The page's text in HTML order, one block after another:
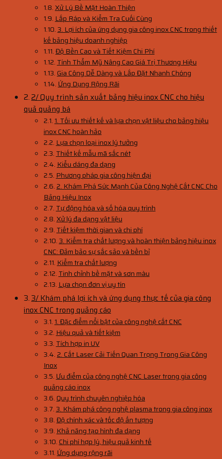
Xử Lý Bề Mặt Hoàn Thiện
Lắp Ráp và Kiểm Tra Cuối Cùng
3. Lợi ích của ứng dụng gia công inox CNC trong thiết
kế bảng hiệu doanh nghiệp
Độ Bền Cao và Tiết Kiệm Chi Phí
Tính Thẩm Mỹ Nâng Cao Giá Trị Thương Hiệu
Gia Công Dễ Dàng và Lắp Đặt Nhanh Chóng
Ứng Dụng Rộng Rãi
2/ Quy trình sản xuất bảng hiệu inox CNC cho hiệu
quả quảng bá
1. Tối ưu thiết kế và lựa chọn vật liệu cho bảng hiệu
inox CNC hoàn hảo
Lựa chọn loại inox lý tưởng
Thiết kế mẫu mã sắc nét
Kiểu dáng đa dạng
Phương pháp gia công hiện đại
2. Khám Phá Sức Mạnh Của Công Nghệ Cắt CNC Cho
Bảng Hiệu Inox
Tự động hóa và số hóa quy trình
Xử lý đa dạng vật liệu
Tiết kiệm thời gian và chi phí
3. Kiểm tra chất lượng và hoàn thiện bảng hiệu inox
CNC: Đảm bảo sự sắc sảo và bền bỉ
Kiểm tra chất lượng
Tinh chỉnh bề mặt và sơn màu
Lựa chọn đơn vị uy tín
3/ Khám phá lợi ích và ứng dụng thực tế của gia công
inox CNC trong quảng cáo
1. Đặc điểm nổi bật của công nghệ cắt CNC
Hiệu quả và tiết kiệm
Tích hợp in UV
2. Cắt Laser Cải Tiến Quan Trọng Trong Gia Công
Inox
Ưu điểm của công nghệ CNC Laser trong gia công
quảng cáo inox
Quy trình chuyên nghiệp hóa
3. Khám phá công nghệ plasma trong gia công inox
Độ chính xác và tốc độ ấn tượng
Khả năng tạo hình đa dạng
Chi phí hợp lý, hiệu quả kinh tế
Ứng dụng rộng rãi